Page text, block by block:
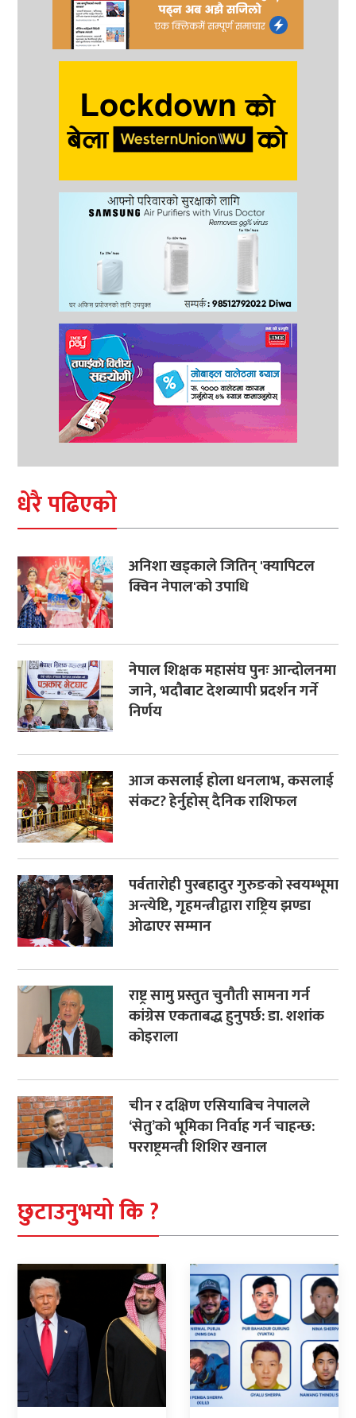
धेरै पढिएको
अनिशा खड्काले जितिन् 'क्यापिटल
क्विन नेपाल'को उपाधि
नेपाल शिक्षक महासंघ पुनः आन्दोलनमा
जाने, भदौबाट देशव्यापी प्रदर्शन गर्ने
निर्णय
आज कसलाई होला धनलाभ, कसलाई
संकट? हेर्नुहोस् दैनिक राशिफल
पर्वतारोही पुरबहादुर गुरुङको स्वयम्भूमा
अन्त्येष्टि, गृहमन्त्रीद्वारा राष्ट्रिय झण्डा
ओढाएर सम्मान
राष्ट्र सामु प्रस्तुत चुनौती सामना गर्न
कांग्रेस एकताबद्ध हुनुपर्छ: डा. शशांक
कोइराला
चीन र दक्षिण एसियाबिच नेपालले
‘सेतु’को भूमिका निर्वाह गर्न चाहन्छ:
परराष्ट्रमन्त्री शिशिर खनाल
छुटाउनुभयो कि ?